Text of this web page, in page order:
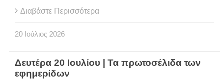
Διαβάστε Περισσότερα
20 Ιούλιος 2026
Δευτέρα 20 Ιουλίου | Τα πρωτοσέλιδα των
εφημερίδων